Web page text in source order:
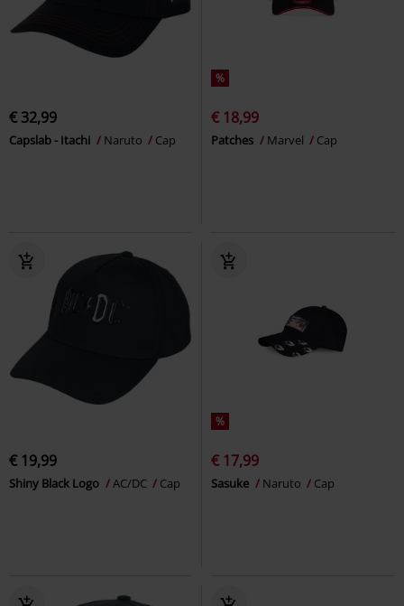
€ 32,99
Capslab - Itachi Naruto Cap
%
€ 18,99
Patches Marvel Cap
€ 19,99
Shiny Black Logo AC/DC Cap
%
€ 17,99
Sasuke Naruto Cap